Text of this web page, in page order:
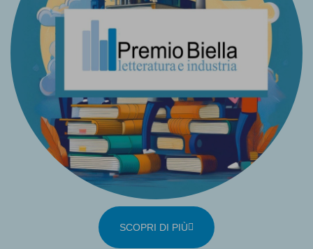
SCOPRI DI PIÙ